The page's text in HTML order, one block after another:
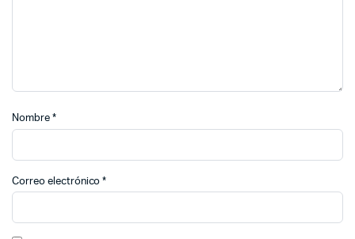
Nombre *
Correo electrónico*